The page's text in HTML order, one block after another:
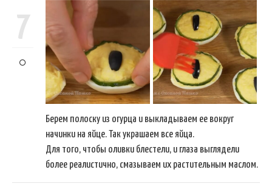
7
Берем полоску из огурца и выкладываем ее вокруг
начинки на яйце. Так украшаем все яйца.
Для того, чтобы оливки блестели, и глаза выглядели
более реалистично, смазываем их растительным маслом.